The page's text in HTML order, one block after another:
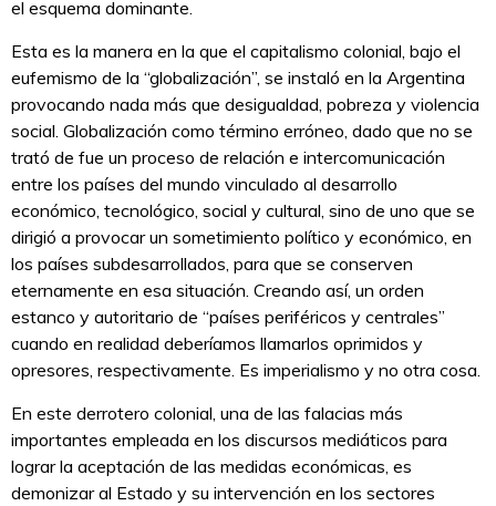
el esquema dominante.
Esta es la manera en la que el capitalismo colonial, bajo el
eufemismo de la “globalización”, se instaló en la Argentina
provocando nada más que desigualdad, pobreza y violencia
social. Globalización como término erróneo, dado que no se
trató de fue un proceso de relación e intercomunicación
entre los países del mundo vinculado al desarrollo
económico, tecnológico, social y cultural, sino de uno que se
dirigió a provocar un sometimiento político y económico, en
los países subdesarrollados, para que se conserven
eternamente en esa situación. Creando así, un orden
estanco y autoritario de “países periféricos y centrales”
cuando en realidad deberíamos llamarlos oprimidos y
opresores, respectivamente. Es imperialismo y no otra cosa.
En este derrotero colonial, una de las falacias más
importantes empleada en los discursos mediáticos para
lograr la aceptación de las medidas económicas, es
demonizar al Estado y su intervención en los sectores